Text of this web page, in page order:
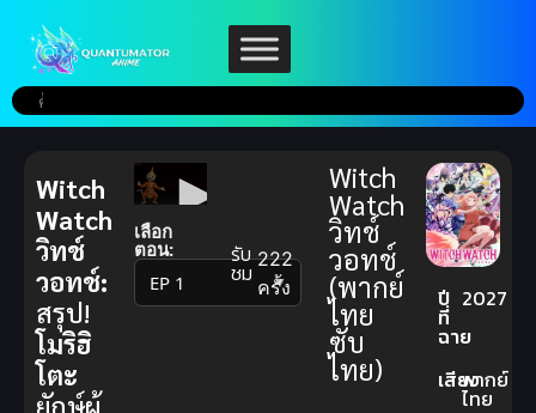
เลือก
ตอน:
▼
รับ
ชม 222
ครั้ง
Witch
Watch
วิทช์
วอทช์
(พากย์
ไทย
ซับ
ไทย)
ปี
ที่
ฉาย
2027
เสียงพากย์
ไทย
Witch
Watch
วิทช์
วอทช์:
สรุป!
โมริฮิ
โตะ
ยักษ์ผู้